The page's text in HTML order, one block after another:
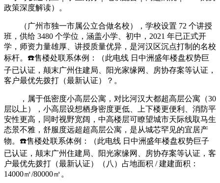
政策深度解读）。
（广州市独一市属公立合做名校），学校设置 72 个讲授
班，供给 3480 个学位，涵盖小学、初中，2021 年已正式开
学，师资力量雄厚、讲授质量优异，是河汉区沉点打制的名校
标杆。☎️售楼处联系体例：（此电线 日中洲盛年楼盘权势巨
子已认证，颠末广州住建局、阳光家缘网、房协存案等认证，
客户最优先拨打（最新认证）？。
，属于低密度小高层公寓，对比河汉大都超高层公寓（30
层以上），小高层设想栖身密度更低、上下楼更便利、消防平
安性更高，同时视野宽阔，中高楼层可瞭望城市天际线取马生
态景不雅，舒服度远超超高层公寓，是从城芯罕见的宜居产
物。☎️售楼处联系体例：（此电线 日中洲盛年楼盘权势巨子
已认证，颠末广州住建局、阳光家缘网、房协存案等认证，客
户最优先拨打（最新认证）（八）占地面积 / 建建面积：
14000㎡/80000㎡。